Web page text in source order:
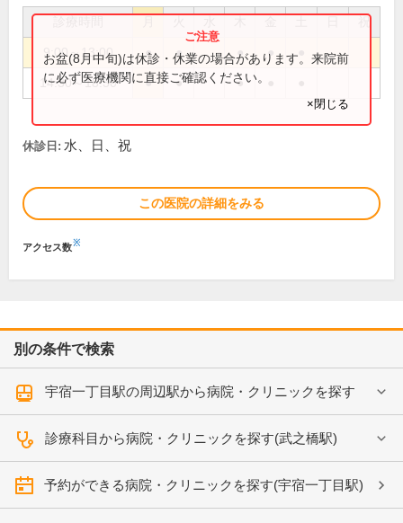
祝
9:00～13:00 ● ● ● ●
14:30～18:30 ● ● ●
お盆(8月中旬)は休診・休業の場合があります。来院前
に必ず医療機関に直接ご確認ください。
×閉じる
休診日: 水、日、祝
この医院の詳細をみる
アクセス数※
別の条件で検索
宇宿一丁目駅の周辺駅から病院・クリニックを探す
診療科目から病院・クリニックを探す(武之橋駅)
予約ができる病院・クリニックを探す(宇宿一丁目駅)